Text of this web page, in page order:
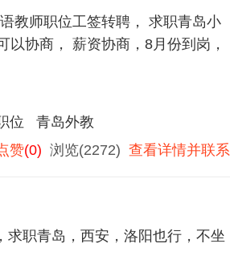
教师职位工签转聘， 求职青岛小
协商， 薪资协商，8月份到岗，
位
青岛外教
赞(0) 浏览(2272) 查看详情并联系
求职青岛，西安，洛阳也行，不坐